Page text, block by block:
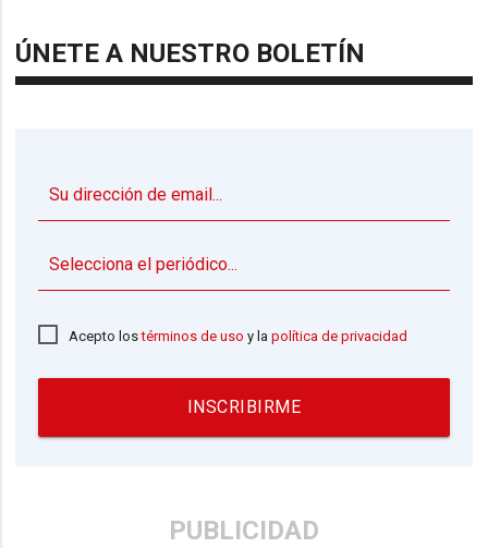
ÚNETE A NUESTRO BOLETÍN
Acepto lostérminos de uso y lapolítica de privacidad
INSCRIBIRME
PUBLICIDAD